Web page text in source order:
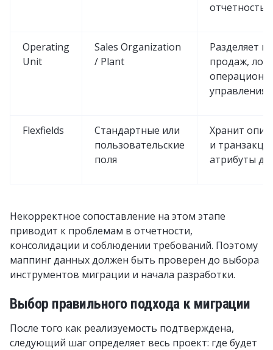
отчетность
Operating
Unit
Sales Organization
/ Plant
Разделяет
продаж,
управления
Flexfields
Стандартные или
пользовательские
поля
Хранит
и
атрибуты
Некорректное сопоставление на этом этапе
приводит к проблемам в отчетности,
консолидации и соблюдении требований. Поэтому
маппинг данных должен быть проверен до выбора
инструментов миграции и начала разработки.
Выбор правильного подхода к миграции
После того как реализуемость подтверждена,
следующий шаг определяет весь проект: где будет